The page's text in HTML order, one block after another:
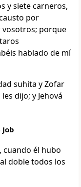
y siete carneros,
por
vosotros; porque
hablado de mí
suhita y Zofar
dijo; y Jehová
cuando él hubo
doble todos los